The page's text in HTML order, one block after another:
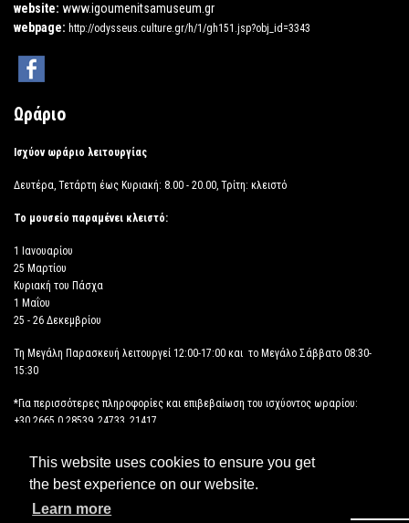
This website uses cookies to ensure you get
the best experience on our website.
Learn more
website: www.igoumenitsamuseum.gr
webpage: http://odysseus.culture.gr/h/1/gh151.jsp?obj_id=3343
Ωράριο
Ισχύον ωράριο λειτουργίας
Δευτέρα, Τετάρτη έως Κυριακή: 8.00 - 20.00, Τρίτη: κλειστό
Το μουσείο παραμένει κλειστό:
1 Ιανουαρίου
25 Μαρτίου
Κυριακή του Πάσχα
1 Μαΐου
25 - 26 Δεκεμβρίου
Τη Μεγάλη Παρασκευή λειτουργεί 12:00-17:00 και το Μεγάλο Σάββατο 08:30-
15:30
*Για περισσότερες πληροφορίες και επιβεβαίωση του ισχύοντος ωραρίου:
+30 2665 0 28539, 24733, 21417
ΔΗΛΩΣΗ ΠΡΟΣΒΑΣΙΜΟΤΗΤΑΣ